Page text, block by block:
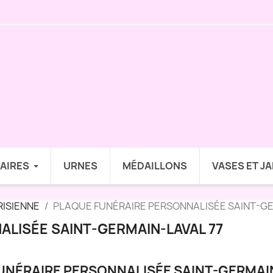
URNES MÉDAILLONS VASES ET
PLAQUE FUNÉRAIRE PERSONNALISÉE SAINT-
SAINT-GERMAIN-LAVAL 77